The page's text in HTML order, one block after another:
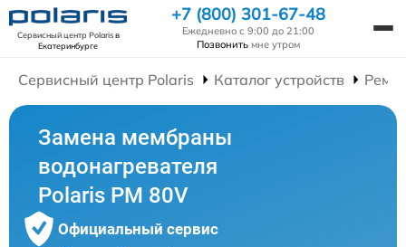
Сервисный центр Polarisв
Екатеринбурге
+7 (800) 301-67-48
Ежедневно с 9:00 до 21:00
Позвонить мне утром
Сервисный центр Polaris Каталог устройств
Замена мембраны
водонагревателя
Polaris PM 80V
Официальный сервис